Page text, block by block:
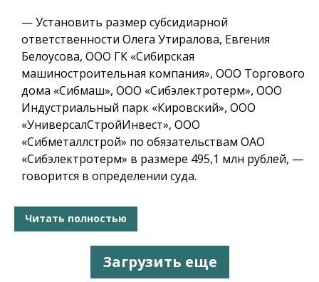
— Установить размер субсидиарной
ответственности Олега Утиралова, Евгения
Белоусова, ООО ГК «Сибирская
машиностроительная компания», ООО Торгового
дома «Сибмаш», ООО «Сибэлектротерм», ООО
Индустриальный парк «Кировский», ООО
«УниверсалСтройИнвест», ООО
«Сибметаллстрой» по обязательствам ОАО
«Сибэлектротерм» в размере 495,1 млн рублей, —
говорится в определении суда.
Читать полностью
Загрузить еще